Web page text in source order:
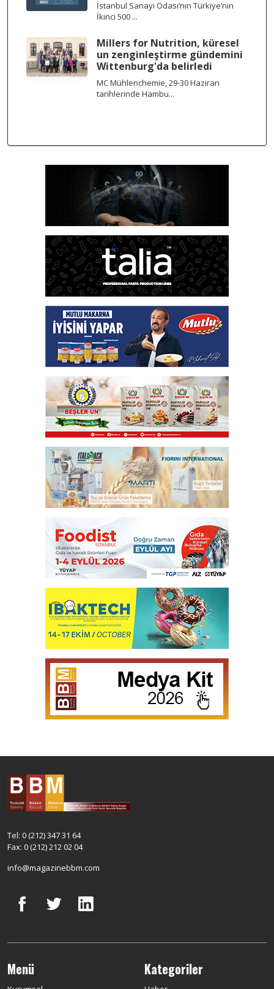
İstanbul Sanayi Odası’nın Türkiye’nin
İkinci 500 ...
Millers for Nutrition, küresel
un zenginleştirme gündemini
Wittenburg'da belirledi
MC Mühlenchemie, 29-30 Haziran
tarihlerinde Hambu...
Tel: 0 (212) 347 31 64
Fax: 0 (212) 212 02 04
info@magazinebbm.com
Menü Kategoriler